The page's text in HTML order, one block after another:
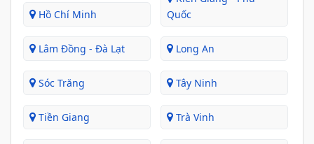
Hồ Chí Minh
Quốc
Lâm Đồng - Đà Lạt Long An
Sóc Trăng Tây Ninh
Tiền Giang Trà Vinh